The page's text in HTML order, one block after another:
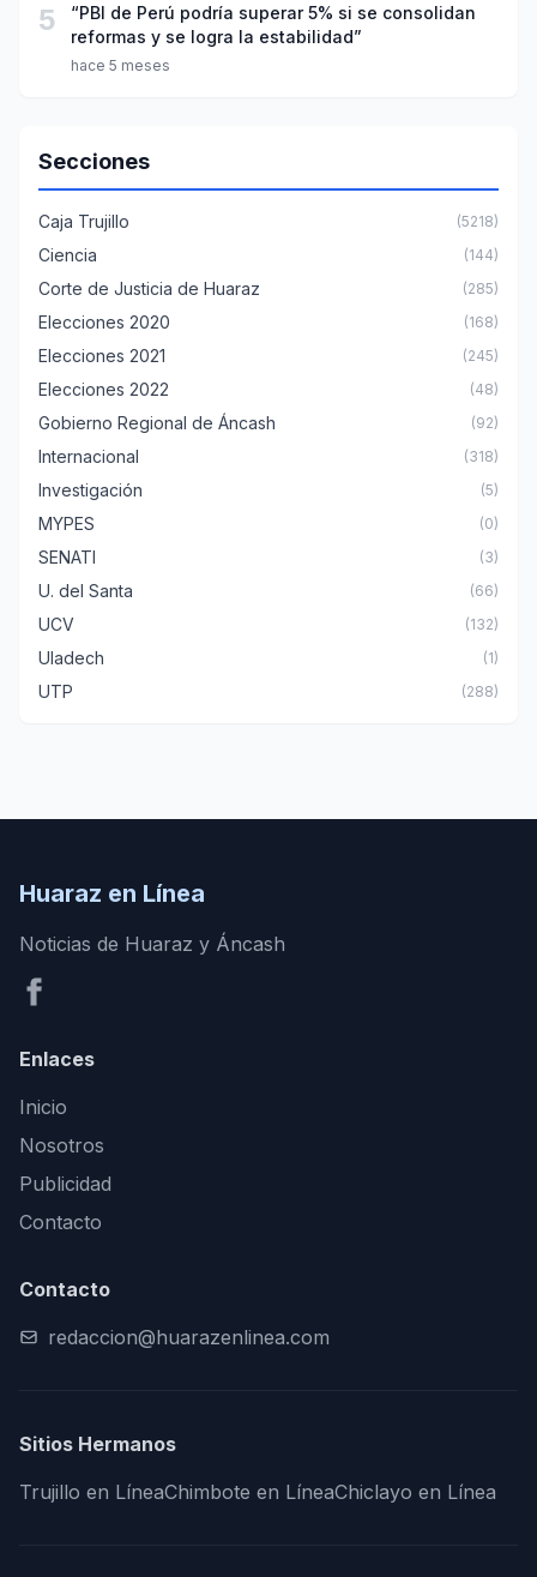
5
“PBI de Perú podría superar 5% si se consolidan
reformas y se logra la estabilidad”
hace 5 meses
Secciones
Caja Trujillo (5218)
Ciencia (144)
Corte de Justicia de Huaraz (285)
Elecciones 2020 (168)
Elecciones 2021 (245)
Elecciones 2022 (48)
Gobierno Regional de Áncash (92)
Internacional (318)
Investigación (5)
MYPES (0)
SENATI (3)
U. del Santa (66)
UCV (132)
Uladech (1)
UTP (288)
Huaraz en Línea
Noticias de Huaraz y Áncash
Enlaces
Inicio
Nosotros
Publicidad
Contacto
Contacto
redaccion@huarazenlinea.com
Sitios Hermanos
Trujillo en LíneaChimbote en LíneaChiclayo en Línea